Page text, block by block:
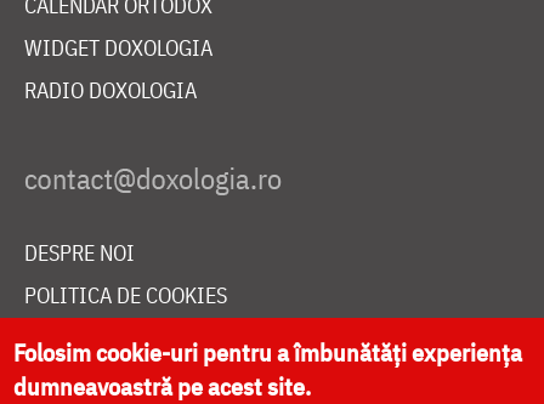
WIDGET DOXOLOGIA
RADIO DOXOLOGIA
DESPRE NOI
POLITICA DE COOKIES
DONEAZĂ ONLINE PENTRU CATEDRALA NAȚIONALĂ
Folosim cookie-uri pentru a îmbunătăți experiența
dumneavoastră pe acest site.